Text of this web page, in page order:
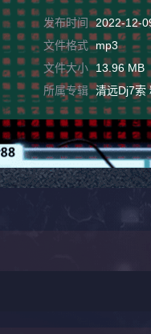
发布时间 2022-12-
文件格式 mp3
文件大小 13.96 MB
所属专辑 清远Dj7索